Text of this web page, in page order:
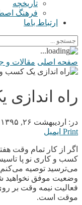
تاریخچه
فرهنگ
ارتباط باما
صفحه اصلی مقالات و
راه
در: اردیبهشت ۲۶, ۱۳۹۵
Print ایمیل
اگر از کار تمام وقت
کسب و کاری نو پا تاسیس
میترسید توصیه می
وضعیت موفق نخواهید
فعالیت نیمه وقت بر
موقت است.